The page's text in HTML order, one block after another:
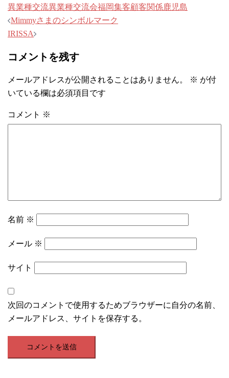
異業種交流異業種交流会福岡集客顧客関係鹿児島
投
稿
ビ
ゲ
ー
ョ
Mimmyさまのシンボルマーク
IRISSA
コメントを残す
メールアドレスが公開されることはありません。 ※ が付
いている欄は必須項目です
コメント ※
名前 ※
メール ※
サイト
次回のコメントで使用するためブラウザーに自分の名前、
メールアドレス、サイトを保存する。